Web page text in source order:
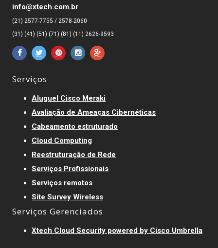
info@xtech.com.br
(21) 2577-7755 / 2578-2060
(31) (41) (51) (71) (81) (11) 2626-9593
Serviços
Aluguel Cisco Meraki
Avaliação de Ameaças Cibernéticas
Cabeamento estruturado
Cloud Computing
Reestruturação de Rede
Serviços Profissionais
Serviços remotos
Site Survey Wireless
Serviços Gerenciados
Xtech Cloud Security powered by Cisco Umbrella